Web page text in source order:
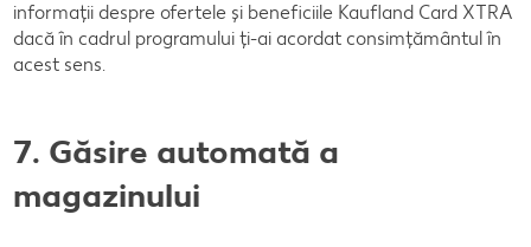
informații despre ofertele și beneficiile Kaufland Card XTRA
dacă în cadrul programului ți-ai acordat consimțământul în
acest sens.
7. Găsire automată a
magazinului